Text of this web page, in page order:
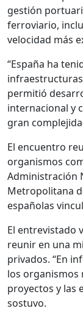
gestión
ferroviario,
velocidad más
“España ha
permitió
internacional y
gran
El encuentro
organismos
Administración
Metropolitana
españolas
El entrevistado
reunir en una
privados. “En
los organismos
proyectos y las
sostuvo.